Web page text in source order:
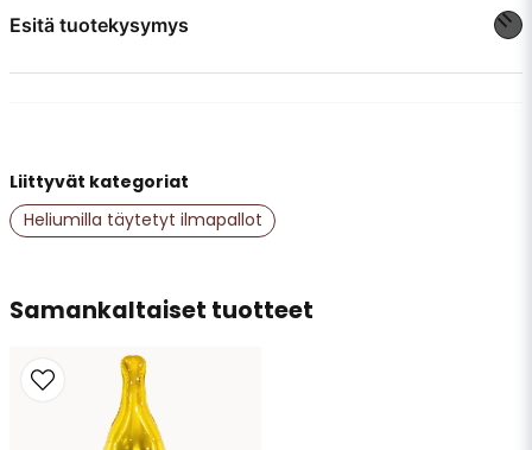
Esitä tuotekysymys
name
Nimi
email
Sähköpostiosoite
Kyllä, saatte julkaista kysymykseni
Samankaltaiset tuotteet
Liittyvät kategoriat
Heliumilla täytetyt ilmapallot